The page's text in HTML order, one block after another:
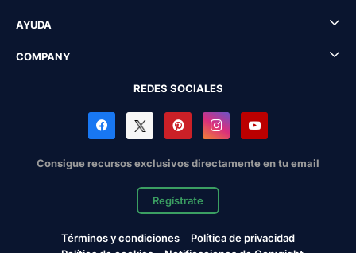
AYUDA
COMPANY
REDES SOCIALES
Consigue recursos exclusivos directamente en tu email
Regístrate
Términos y condiciones
Política de privacidad